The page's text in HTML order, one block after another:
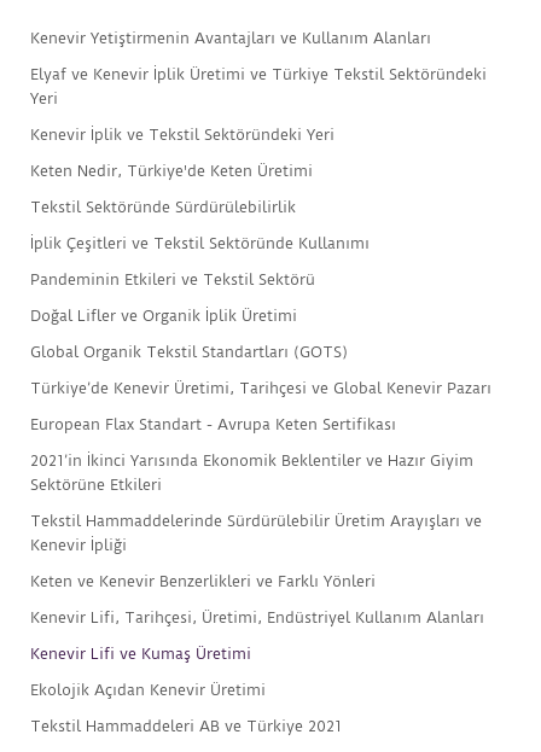
Kenevir Yetiştirmenin Avantajları ve Kullanım Alanları
Elyaf ve Kenevir İplik Üretimi ve Türkiye Tekstil Sektöründeki
Yeri
Kenevir İplik ve Tekstil Sektöründeki Yeri
Keten Nedir, Türkiye'de Keten Üretimi
Tekstil Sektöründe Sürdürülebilirlik
İplik Çeşitleri ve Tekstil Sektöründe Kullanımı
Pandeminin Etkileri ve Tekstil Sektörü
Doğal Lifler ve Organik İplik Üretimi
Global Organik Tekstil Standartları (GOTS)
Türkiye’de Kenevir Üretimi, Tarihçesi ve Global Kenevir Pazarı
European Flax Standart - Avrupa Keten Sertifikası
2021’in İkinci Yarısında Ekonomik Beklentiler ve Hazır Giyim
Sektörüne Etkileri
Tekstil Hammaddelerinde Sürdürülebilir Üretim Arayışları ve
Kenevir İpliği
Keten ve Kenevir Benzerlikleri ve Farklı Yönleri
Kenevir Lifi, Tarihçesi, Üretimi, Endüstriyel Kullanım Alanları
Kenevir Lifi ve Kumaş Üretimi
Ekolojik Açıdan Kenevir Üretimi
Tekstil Hammaddeleri AB ve Türkiye 2021